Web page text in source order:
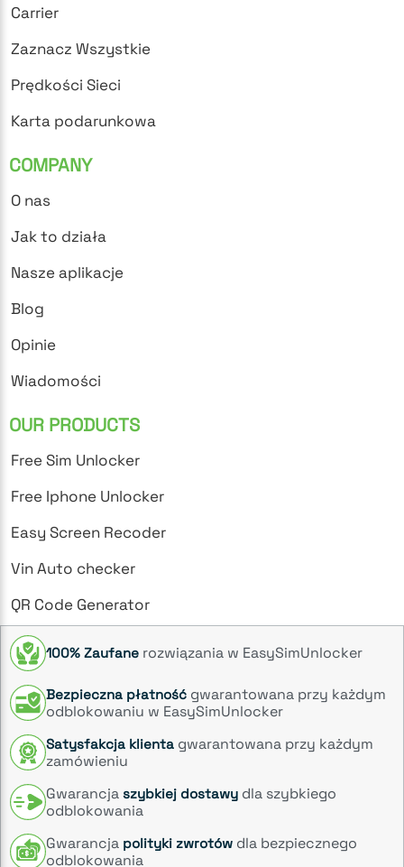
Carrier
Zaznacz Wszystkie
Prędkości Sieci
Karta podarunkowa
COMPANY
O nas
Jak to działa
Nasze aplikacje
Blog
Opinie
Wiadomości
OUR PRODUCTS
Free Sim Unlocker
Free Iphone Unlocker
Easy Screen Recoder
Vin Auto checker
QR Code Generator
100% Zaufane rozwiązania w EasySimUnlocker
Bezpieczna płatność gwarantowana przy każdym
odblokowaniu w EasySimUnlocker
Satysfakcja klienta gwarantowana przy każdym
zamówieniu
Gwarancja szybkiej dostawy dla szybkiego
odblokowania
Gwarancja polityki zwrotów dla bezpiecznego
odblokowania